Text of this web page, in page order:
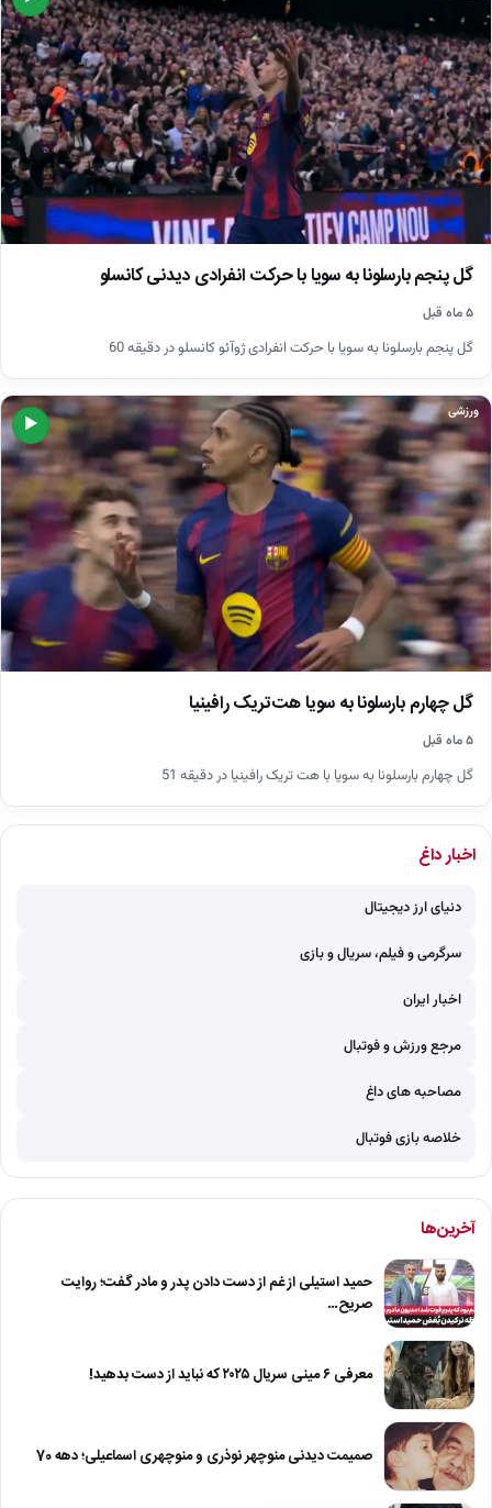
گل پنجم بارسلونا به سویا با حرکت انفرادی دیدنی کانسلو
۵ ماه قبل
گل پنجم بارسلونا به سویا با حرکت انفرادی ژوآئو کانسلو در دقیقه 60
▶
ورزشی
گل چهارم بارسلونا به سویا هت‌تریک رافینیا
۵ ماه قبل
گل چهارم بارسلونا به سویا با هت تریک رافینیا در دقیقه 51
اخبار داغ
دنیای ارز دیجیتال
سرگرمی و فیلم، سریال و بازی
اخبار ایران
مرجع ورزش و فوتبال
مصاحبه های داغ
خلاصه بازی فوتبال
آخرین‌ها
حمید استیلی از غم از دست دادن پدر و مادر گفت؛ روایت
صریح…
معرفی ۶ مینی سریال ۲۰۲۵ که نباید از دست بدهید!
صمیمت دیدنی منوچهر نوذری و منوچهری اسماعیلی؛ دهه 70